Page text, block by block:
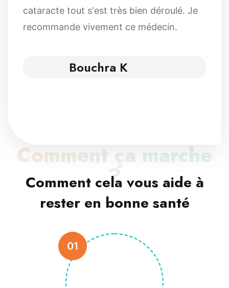
cataracte tout s'est très bien déroulé. Je
recommande vivement ce médecin.
Bouchra K
Comment ça marche
?
Comment cela vous aide à
rester en bonne santé
01